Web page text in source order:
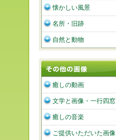
懐かしい風景
名所・旧跡
自然と動物
癒しの動画
文学と画像・一行四窓
癒しの音楽
ご提供いただいた画像